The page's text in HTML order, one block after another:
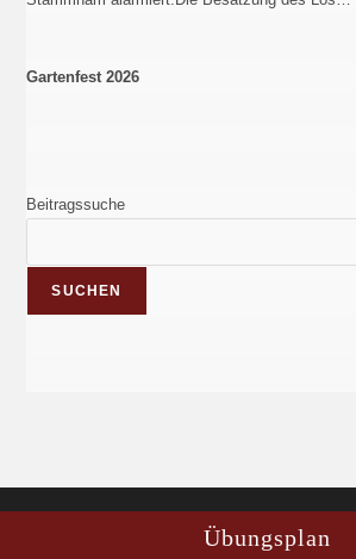
Gartenfest 2026
Beitragssuche
SUCHEN
Übungsplan